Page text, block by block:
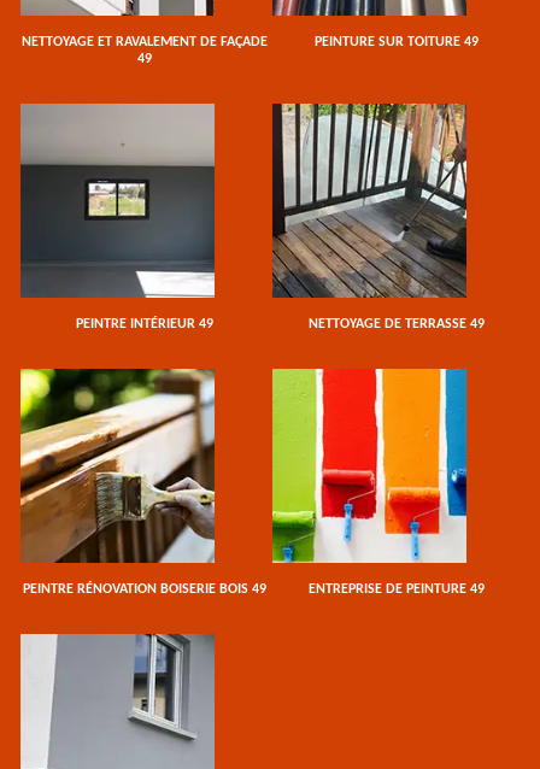
NETTOYAGE ET RAVALEMENT DE FAÇADE
49
PEINTURE SUR TOITURE 49
PEINTRE INTÉRIEUR 49 NETTOYAGE DE TERRASSE 49
PEINTRE RÉNOVATION BOISERIE BOIS 49 ENTREPRISE DE PEINTURE 49